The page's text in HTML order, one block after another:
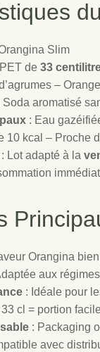
Slim
de 33
–
Soda aromatisé
: Eau
10 kcal – Proche
: Lot adapté à la
Orangina
aux
: Idéale pour
33 cl = portion
: Packaging
avec